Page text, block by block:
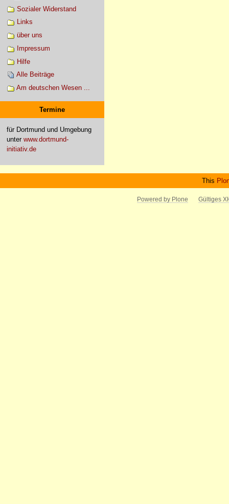
Sozialer Widerstand
Links
über uns
Impressum
Hilfe
Alle Beiträge
Am deutschen Wesen ...
Termine
für Dortmund und Umgebung
unter www.dortmund-
initiativ.de
This
Powered by Plone Gültiges